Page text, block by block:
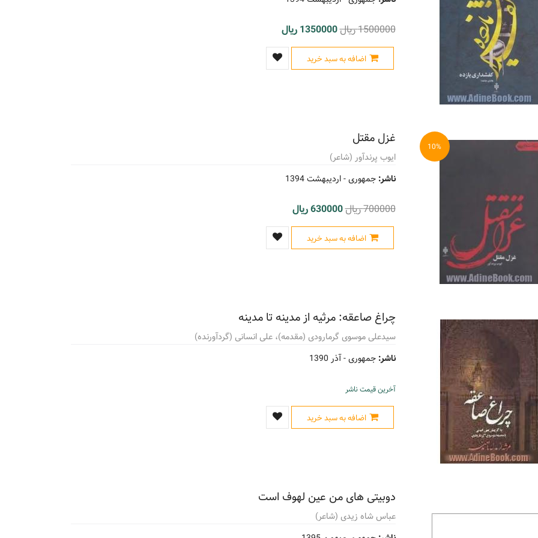
1500000 ریال 1350000 ریال
اضافه به سبد خرید
10% غزل مقتل
ایوب پرندآور (شاعر)
ناشر: جمهوری -اردیبهشت 1394
700000 ریال 630000 ریال
اضافه به سبد خرید
چراغ صاعقه: مرثیه از مدینه تا مدینه
سیدعلی موسوی گرمارودی (مقدمه)، علی انسانی (گردآورنده)
ناشر: جمهوری -آذر 1390
آخرین قیمت ناشر
اضافه به سبد خرید
دوبیتی های من عین لهوف است
عباس شاه زیدی (شاعر)